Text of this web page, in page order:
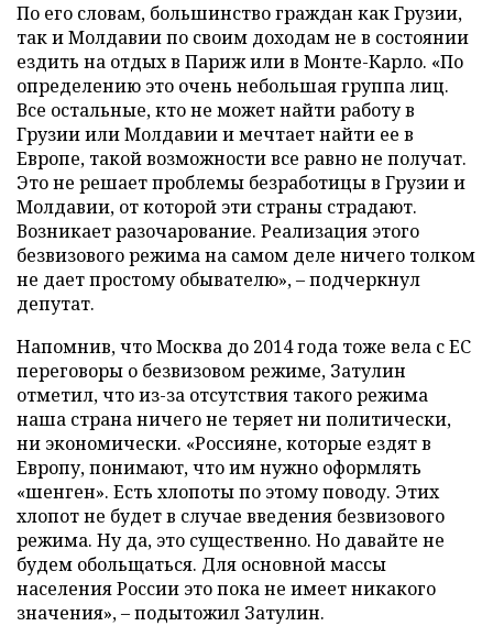
По его словам, большинство граждан как Грузии,
так и Молдавии по своим доходам не в состоянии
ездить на отдых в Париж или в Монте-Карло. «По
определению это очень небольшая группа лиц.
Все остальные, кто не может найти работу в
Грузии или Молдавии и мечтает найти ее в
Европе, такой возможности все равно не получат.
Это не решает проблемы безработицы в Грузии и
Молдавии, от которой эти страны страдают.
Возникает разочарование. Реализация этого
безвизового режима на самом деле ничего толком
не дает простому обывателю», – подчеркнул
депутат.
Напомнив, что Москва до 2014 года тоже вела с ЕС
переговоры о безвизовом режиме, Затулин
отметил, что из-за отсутствия такого режима
наша страна ничего не теряет ни политически,
ни экономически. «Россияне, которые ездят в
Европу, понимают, что им нужно оформлять
«шенген». Есть хлопоты по этому поводу. Этих
хлопот не будет в случае введения безвизового
режима. Ну да, это существенно. Но давайте не
будем обольщаться. Для основной массы
населения России это пока не имеет никакого
значения», – подытожил Затулин.